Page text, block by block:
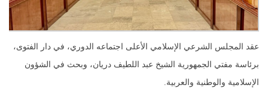
عقد المجلس الشرعي الإسلامي الأعلى اجتماعه الدوري، في دار الفتوى،
برئاسة مفتي الجمهورية الشيخ عبد اللطيف دريان، وبحث في الشؤون
الإسلامية والوطنية والعربية.